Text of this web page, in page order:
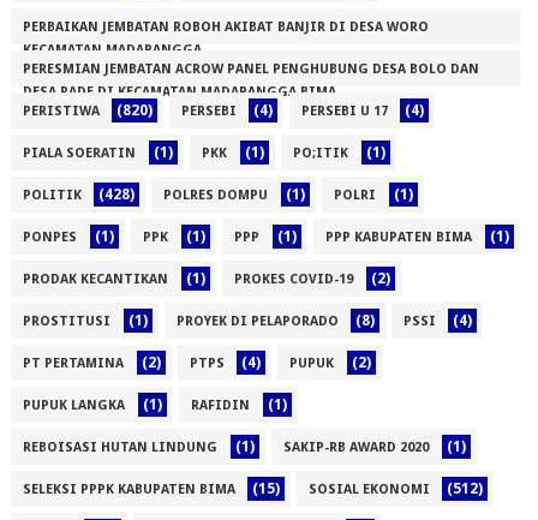
PERBAIKAN JEMBATAN ROBOH AKIBAT BANJIR DI DESA WORO
KECAMATAN MADAPANGGA
(1)PERESMIAN JEMBATAN ACROW PANEL PENGHUBUNG DESA BOLO DAN
DESA RADE DI KECAMATAN MADAPANGGA BIMA
(1)PERISTIWA (820) PERSEBI (4) PERSEBI U 17 (4)
PIALA SOERATIN (1) PKK (1) PO;ITIK (1)
POLITIK (428) POLRES DOMPU (1) POLRI (1)
PONPES (1) PPK (1) PPP (1) PPP KABUPATEN BIMA (1)
PRODAK KECANTIKAN (1) PROKES COVID-19 (2)
PROSTITUSI (1) PROYEK DI PELAPORADO (8) PSSI (4)
PT PERTAMINA (2) PTPS (4) PUPUK (2)
PUPUK LANGKA (1) RAFIDIN (1)
REBOISASI HUTAN LINDUNG (1) SAKIP-RB AWARD 2020 (1)
SELEKSI PPPK KABUPATEN BIMA (15) SOSIAL EKONOMI (512)